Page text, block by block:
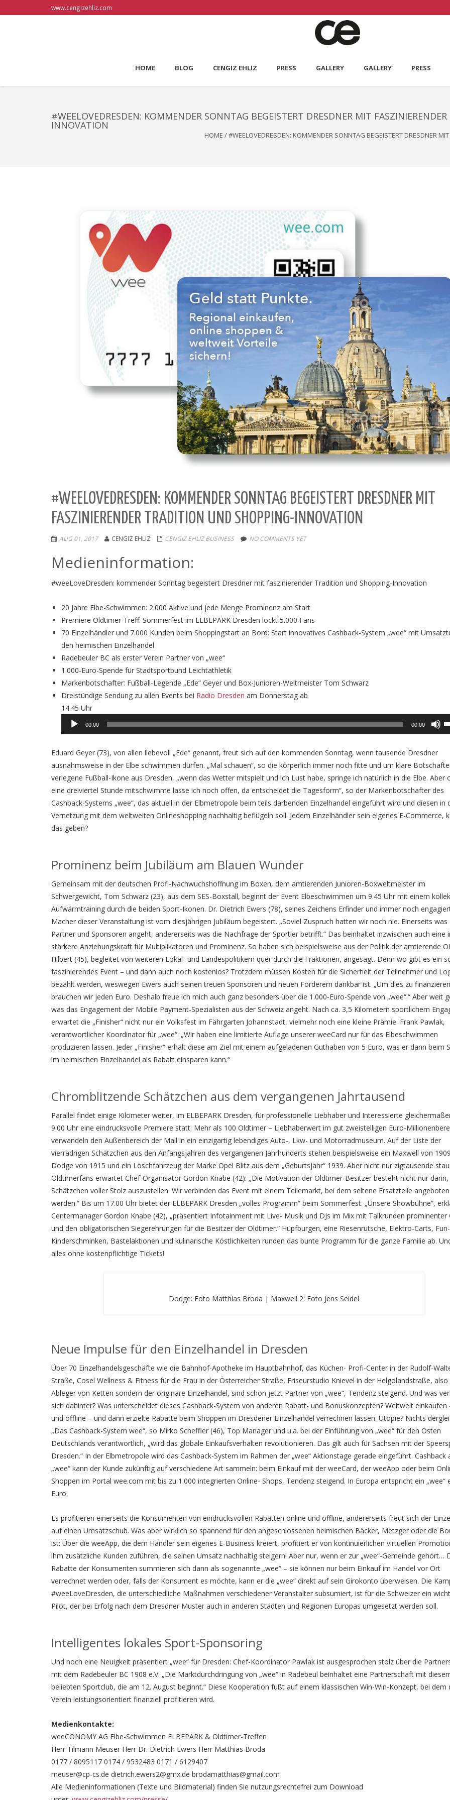
www.cengizehliz.com
HOME BLOG CENGIZ EHLIZ PRESS GALLERY GALLERY PRESS
#WEELOVEDRESDEN: KOMMENDER SONNTAG BEGEISTERT DRESDNER MIT
INNOVATION
HOME /#WEELOVEDRESDEN: KOMMENDER SONNTAG BEGEISTERT DRESDNER
#WEELOVEDRESDEN: KOMMENDER SONNTAG BEGEISTERT DRESDNER MIT
FASZINIERENDER TRADITION UND SHOPPING-INNOVATION
AUG 01, 2017 CENGIZ EHLIZ CENGIZ EHLIZ BUSINESS NO COMMENTS YET
Medieninformation:
#weeLoveDresden: kommender Sonntag begeistert Dresdner mit faszinierender Tradition und Shopping-Innovation
20 Jahre Elbe-Schwimmen: 2.000 Aktive und jede Menge Prominenz am Start
Premiere Oldtimer-Treff: Sommerfest im ELBEPARK Dresden lockt 5.000 Fans
70 Einzelhändler und 7.000 Kunden beim Shoppingstart an Bord: Start innovatives Cashback-System „wee“ mit
den heimischen Einzelhandel
Radebeuler BC als erster Verein Partner von „wee“
1.000-Euro-Spende für Stadtsportbund Leichtathletik
Markenbotschafter: Fußball-Legende „Ede“ Geyer und Box-Junioren-Weltmeister Tom Schwarz
Dreistündige Sendung zu allen Events bei Radio Dresden am Donnerstag ab
14.45 UhrAudio
Player
00:00 00:00
to
or
Eduard Geyer (73), von allen liebevoll „Ede“ genannt, freut sich auf den kommenden Sonntag, wenn tausende Dresdner
ausnahmsweise in der Elbe schwimmen dürfen. „Mal schauen“, so die körperlich immer noch fitte und um klare
verlegene Fußball-Ikone aus Dresden, „wenn das Wetter mitspielt und ich Lust habe, springe ich natürlich in die Elbe. Aber
eine dreiviertel Stunde mitschwimme lasse ich noch offen, da entscheidet die Tagesform“, so der Markenbotschafter des
Cashback-Systems „wee“, das aktuell in der Elbmetropole beim teils darbenden Einzelhandel eingeführt wird und diesen in
Vernetzung mit dem weltweiten Onlineshopping nachhaltig beflügeln soll. Jedem Einzelhändler sein eigenes E-Commerce,
das geben?
Prominenz beim Jubiläum am Blauen Wunder
Gemeinsam mit der deutschen Profi-Nachwuchshoffnung im Boxen, dem amtierenden Junioren-Boxweltmeister im
Schwergewicht, Tom Schwarz (23), aus dem SES-Boxstall, beginnt der Event Elbeschwimmen um 9.45 Uhr mit einem
Aufwärmtraining durch die beiden Sport-Ikonen. Dr. Dietrich Ewers (78), seines Zeichens Erfinder und immer noch
Macher dieser Veranstaltung ist vom diesjährigen Jubiläum begeistert. „Soviel Zuspruch hatten wir noch nie. Einerseits was
Partner und Sponsoren angeht, andererseits was die Nachfrage der Sportler betrifft.“ Das beinhaltet inzwischen auch eine
stärkere Anziehungskraft für Multiplikatoren und Prominenz. So haben sich beispielsweise aus der Politik der amtierende
Hilbert (45), begleitet von weiteren Lokal- und Landespolitikern quer durch die Fraktionen, angesagt. Denn wo gibt es ein
faszinierendes Event – und dann auch noch kostenlos? Trotzdem müssen Kosten für die Sicherheit der Teilnehmer und
bezahlt werden, weswegen Ewers auch seinen treuen Sponsoren und neuen Förderern dankbar ist. „Um dies zu
brauchen wir jeden Euro. Deshalb freue ich mich auch ganz besonders über die 1.000-Euro-Spende von „wee“.“ Aber weit
was das Engagement der Mobile Payment-Spezialisten aus der Schweiz angeht. Nach ca. 3,5 Kilometern sportlichem
erwartet die „Finisher“ nicht nur ein Volksfest im Fährgarten Johannstadt, vielmehr noch eine kleine Prämie. Frank Pawlak,
verantwortlicher Koordinator für „wee“: „Wir haben eine limitierte Auflage unserer weeCard nur für das Elbeschwimmen
produzieren lassen. Jeder „Finisher“ erhält diese am Ziel mit einem aufgeladenen Guthaben von 5 Euro, was er dann beim
im heimischen Einzelhandel als Rabatt einsparen kann.“
Chromblitzende Schätzchen aus dem vergangenen Jahrtausend
Parallel findet einige Kilometer weiter, im ELBEPARK Dresden, für professionelle Liebhaber und Interessierte
9.00 Uhr eine eindrucksvolle Premiere statt: Mehr als 100 Oldtimer – Liebhaberwert im gut zweistelligen Euro-
verwandeln den Außenbereich der Mall in ein einzigartig lebendiges Auto-, Lkw- und Motorradmuseum. Auf der Liste der
vierrädrigen Schätzchen aus den Anfangsjahren des vergangenen Jahrhunderts stehen beispielsweise ein Maxwell von
Dodge von 1915 und ein Löschfahrzeug der Marke Opel Blitz aus dem „Geburtsjahr“ 1939. Aber nicht nur zigtausende
Oldtimerfans erwartet Chef-Organisator Gordon Knabe (42): „Die Motivation der Oldtimer-Besitzer besteht nicht nur darin,
Schätzchen voller Stolz auszustellen. Wir verbinden das Event mit einem Teilemarkt, bei dem seltene Ersatzteile angeboten
werden.“ Bis um 17.00 Uhr bietet der ELBEPARK Dresden „volles Programm“ beim Sommerfest. „Unsere Showbühne“,
Centermanager Gordon Knabe (42), „präsentiert Infotainment mit Live- Musik und DJs im Mix mit Talkrunden prominenter
und den obligatorischen Siegerehrungen für die Besitzer der Oldtimer.“ Hüpfburgen, eine Riesenrutsche, Elektro-Carts,
Kinderschminken, Bastelaktionen und kulinarische Köstlichkeiten runden das bunte Programm für die ganze Familie ab.
alles ohne kostenpflichtige Tickets!
Dodge: Foto Matthias Broda | Maxwell 2: Foto Jens Seidel
Neue Impulse für den Einzelhandel in Dresden
Über 70 Einzelhandelsgeschäfte wie die Bahnhof-Apotheke im Hauptbahnhof, das Küchen- Profi-Center in der Rudolf-
Straße, Cosel Wellness & Fitness für die Frau in der Österreicher Straße, Friseurstudio Knievel in der Helgolandstraße, also
Ableger von Ketten sondern der originäre Einzelhandel, sind schon jetzt Partner von „wee“, Tendenz steigend. Und was
sich dahinter? Was unterscheidet dieses Cashback-System von anderen Rabatt- und Bonuskonzepten? Weltweit einkaufen
und offline – und dann erzielte Rabatte beim Shoppen im Dresdener Einzelhandel verrechnen lassen. Utopie? Nichts
„Das Cashback-System wee“, so Mirko Scheffler (46), Top Manager und u.a. bei der Einführung von „wee“ für den Osten
Deutschlands verantwortlich, „wird das globale Einkaufsverhalten revolutionieren. Das gilt auch für Sachsen mit der
Dresden.“ In der Elbmetropole wird das Cashback-System im Rahmen der „wee“ Aktionstage gerade eingeführt. Cashback
„wee“ kann der Kunde zukünftig auf verschiedene Art sammeln: beim Einkauf mit der weeCard, der weeApp oder beim
Shoppen im Portal wee.com mit bis zu 1.000 integrierten Online- Shops, Tendenz steigend. In Europa entspricht ein „wee“
Euro.
Es profitieren einerseits die Konsumenten von eindrucksvollen Rabatten online und offline, andererseits freut sich der
auf einen Umsatzschub. Was aber wirklich so spannend für den angeschlossenen heimischen Bäcker, Metzger oder die
ist: Über die weeApp, die dem Händler sein eigenes E-Business kreiert, profitiert er von kontinuierlichen virtuellen
ihm zusätzliche Kunden zuführen, die seinen Umsatz nachhaltig steigern! Aber nur, wenn er zur „wee“-Gemeinde gehört…
Rabatte der Konsumenten summieren sich dann als sogenannte „wee“ – sie können nur beim Einkauf im Handel vor Ort
verrechnet werden oder, falls der Konsument es möchte, kann er die „wee“ direkt auf sein Girokonto überweisen. Die
#weeLoveDresden, die unterschiedliche Maßnahmen verschiedener Veranstalter subsumiert, ist für die Schweizer ein
Pilot, der bei Erfolg nach dem Dresdner Muster auch in anderen Städten und Regionen Europas umgesetzt werden soll.
Intelligentes lokales Sport-Sponsoring
Und noch eine Neuigkeit präsentiert „wee“ für Dresden: Chef-Koordinator Pawlak ist ausgesprochen stolz über die
mit dem Radebeuler BC 1908 e.V. „Die Marktdurchdringung von „wee“ in Radebeul beinhaltet eine Partnerschaft mit
beliebten Sportclub, die am 12. August beginnt.“ Diese Kooperation fußt auf einem klassischen Win-Win-Konzept, bei dem
Verein leistungsorientiert finanziell profitieren wird.
Medienkontakte:
weeCONOMY AG Elbe-Schwimmen ELBEPARK & Oldtimer-Treffen
Herr Tilmann Meuser Herr Dr. Dietrich Ewers Herr Matthias Broda
0177 / 8095117 0174 / 9532483 0171 / 6129407
meuser@cp-cs.de dietrich.ewers2@gmx.de brodamatthias@gmail.com
Alle Medieninformationen (Texte und Bildmaterial) finden Sie nutzungsrechtefrei zum Download